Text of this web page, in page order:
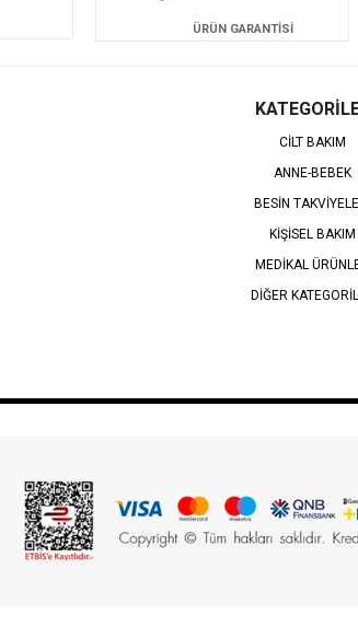
ÜRÜN GARANTİSİ
CİLT BAKIM
ANNE-BEBEK
BESİN
KİŞİSEL BAKIM
MEDİKAL
DİĞER